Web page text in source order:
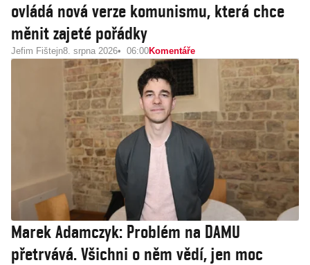
ovládá nová verze komunismu, která chce
měnit zajeté pořádky
Jefim Fištejn8. srpna 2026 06:00Komentáře
Marek Adamczyk: Problém na DAMU
přetrvává. Všichni o něm vědí, jen moc